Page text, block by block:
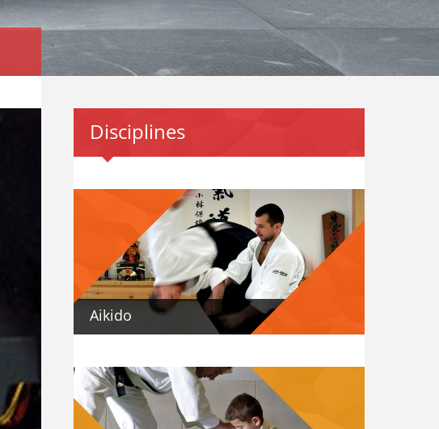
Disciplines
Aikido